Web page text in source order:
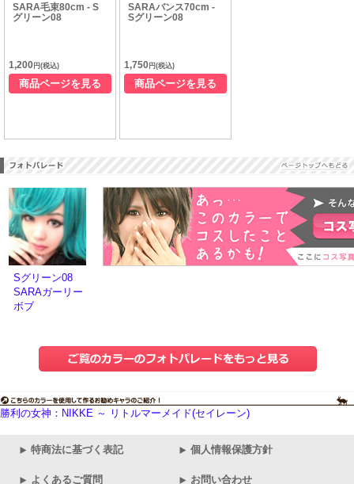
SARA毛束80cm - S
グリーン08
1,200 円(税込)
商品ページを見る
SARAバンス70cm -
Sグリーン08
1,750円(税込)
商品ページを見る
Sグリーン08
SARAガーリー
ボブ
勝利の女神：NIKKE ～ リトルマーメイド(セイレーン)
特商法に基づく表記 個人情報保護方針
よくあるご質問 お問い合わせ